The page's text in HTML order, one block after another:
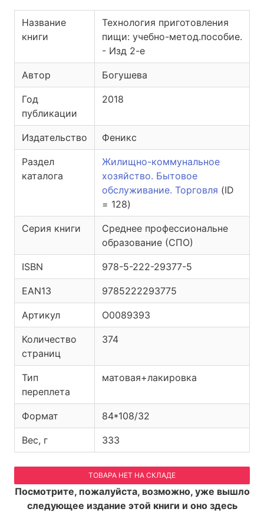
Название
книги
Технология приготовления
пищи: учебно-метод.пособие.
- Изд 2-е
Автор Богушева
Год
публикации
2018
Издательство Феникс
Раздел
каталога
Жилищно-коммунальное
хозяйство. Бытовое
обслуживание. Торговля (ID
= 128)
Серия книги
Среднее профессиональне
образование (СПО)
ISBN 978-5-222-29377-5
EAN13 9785222293775
Артикул O0089393
Количество
страниц
374
Тип
переплета
матовая+лакировка
Формат 84*108/32
Вес, г 333
ТОВАРА НЕТ НА СКЛАДЕ
Посмотрите, пожалуйста, возможно, уже вышло
следующее издание этой книги и оно здесь